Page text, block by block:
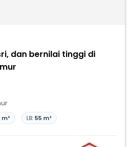
dan bernilai tinggi di
m² LB: 55 m²